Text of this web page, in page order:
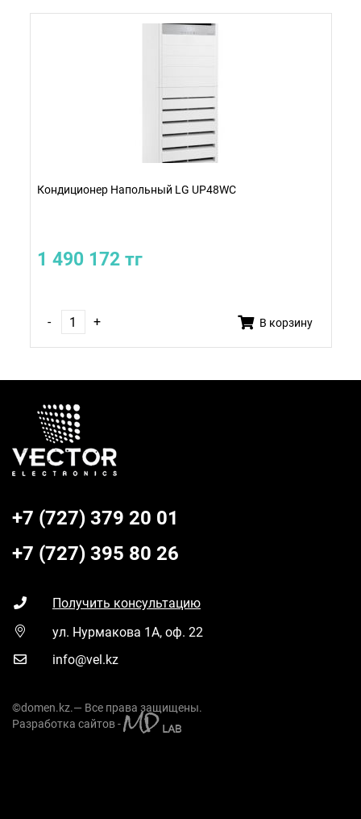
Кондиционер Напольный LG UP48WC
1 490 172 тг
- + В корзину
+7 (727) 379 20 01
+7 (727) 395 80 26
Получить консультацию
ул. Нурмакова 1А, оф. 22
info@vel.kz
©domen.kz.— Все права защищены.
Разработка сайтов -